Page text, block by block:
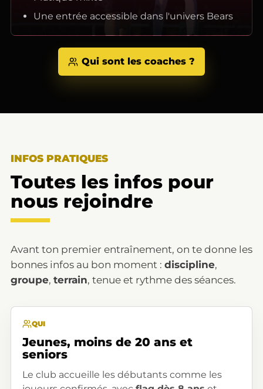
Une entrée accessible dans l'univers Bears
Qui sont les coaches ?
INFOS PRATIQUES
Toutes les infos pour
nous rejoindre
Avant ton premier entraînement, on te donne les
bonnes infos au bon moment : discipline,
groupe, terrain, tenue et rythme des séances.
QUI
Jeunes, moins de 20 ans et
seniors
Le club accueille les débutants comme les